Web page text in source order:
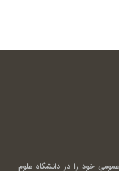
خود را در دانشگاه علوم